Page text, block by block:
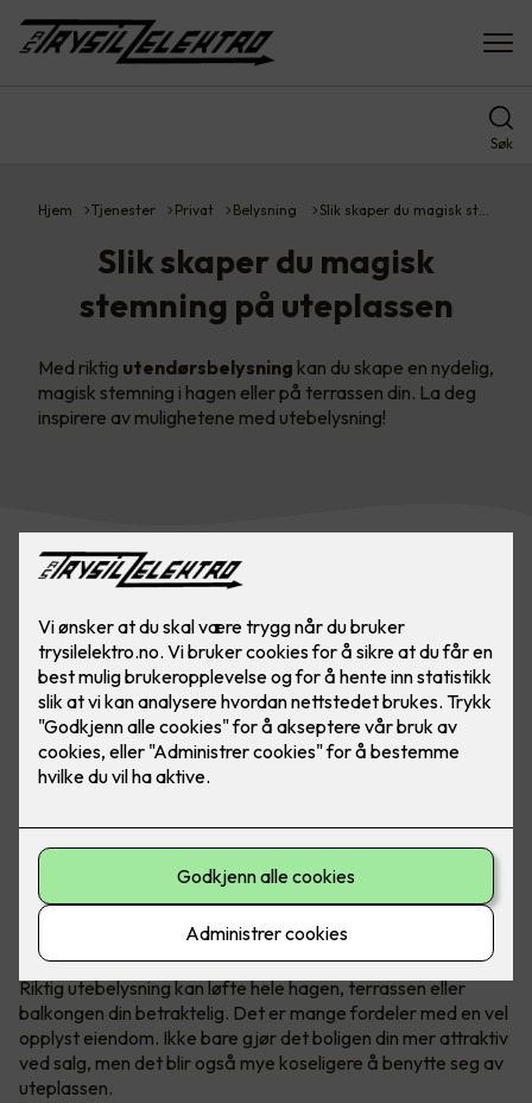
Søk
Hjem Tjenester Privat Belysning Slik skaper du magisk st…
Slik skaper du magisk
stemning på uteplassen
Med riktig utendørsbelysning kan du skape en nydelig,
magisk stemning i hagen eller på terrassen din. La deg
inspirere av mulighetene med utebelysning!
Løft hele uteplassen med riktig lys
Riktig utebelysning kan løfte hele hagen, terrassen eller
balkongen din betraktelig. Det er mange fordeler med en vel
opplyst eiendom. Ikke bare gjør det boligen din mer attraktiv
ved salg, men det blir også mye koseligere å benytte seg av
uteplassen.